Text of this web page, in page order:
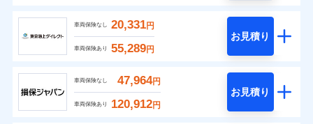
車両保険なし 20,331円
車両保険あり 55,289円
お見積り
車両保険なし 47,964円
車両保険あり 120,912円
お見積り